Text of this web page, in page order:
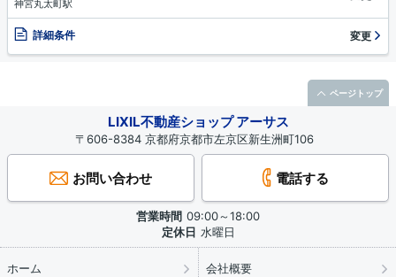
神宮丸太町駅
詳細条件 変更
LIXIL不動産ショップ アーサス
〒606-8384 京都府京都市左京区新生洲町106
お問い合わせ 電話する
営業時間 09:00～18:00
定休日 水曜日
ホーム 会社概要
ページトップ